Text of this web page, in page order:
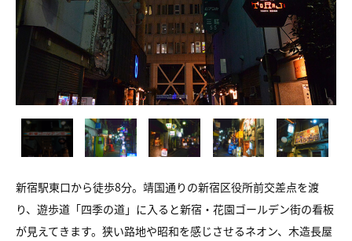
新宿駅東口から徒歩8分。靖国通りの新宿区役所前交差点を渡
り、遊歩道「四季の道」に入ると新宿・花園ゴールデン街の看板
が見えてきます。狭い路地や昭和を感じさせるネオン、木造長屋